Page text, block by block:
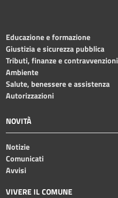
Educazione e formazione
Giustizia e sicurezza pubblica
Tributi, finanze e contravvenzioni
Ambiente
Salute, benessere e assistenza
Autorizzazioni
NOVITÀ
Notizie
Comunicati
Avvisi
VIVERE IL COMUNE